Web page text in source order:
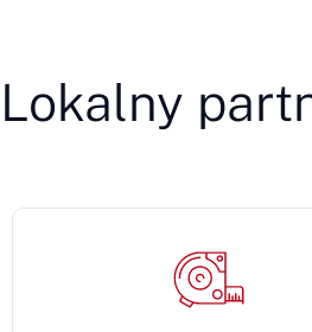
Lokalny